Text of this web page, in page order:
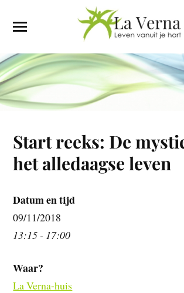
Start reeks: De
het alledaagse leven
Datum en tijd
09/11/2018
13:15 - 17:00
Waar?
La Verna-huis